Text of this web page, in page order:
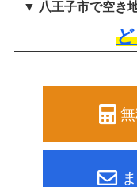
▼ 八王子市で空き